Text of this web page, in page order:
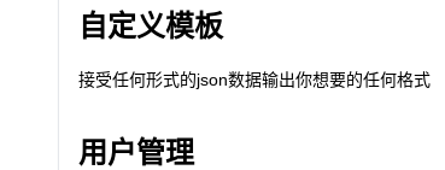
自定义模板
接受任何形式的json数据输出你想要的任何格式
用户管理